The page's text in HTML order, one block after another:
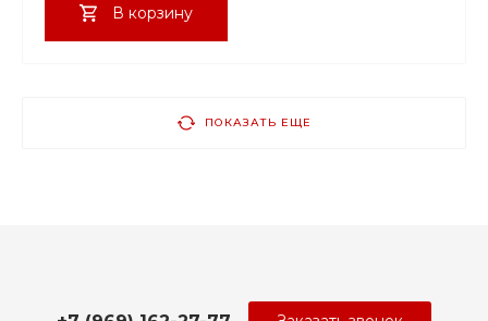
В корзину
ПОКАЗАТЬ ЕЩЕ